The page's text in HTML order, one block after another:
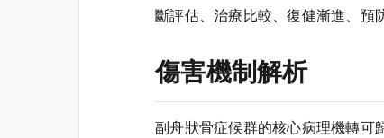
斷評估、治療比較、復健漸進、預
傷害機制解析
副舟狀骨症候群的核心病理機轉可